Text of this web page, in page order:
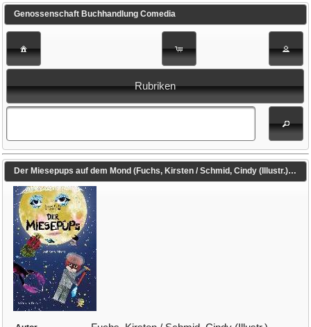
Genossenschaft Buchhandlung Comedia
Rubriken
Der Miesepups auf dem Mond (Fuchs, Kirsten / Schmid, Cindy (Illustr.))